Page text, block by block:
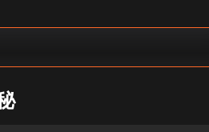
评
丝-
kakarmen